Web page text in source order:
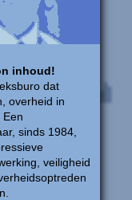
inhoud!
dat
overheid in
Een
sinds 1984,
veiligheid